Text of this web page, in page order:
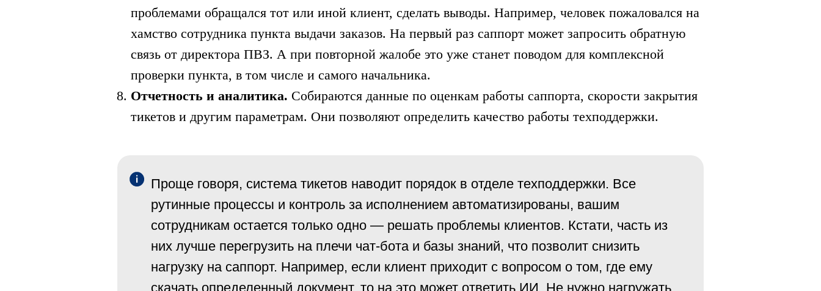
проблемами обращался тот или иной клиент, сделать выводы. Например, человек пожаловался на
хамство сотрудника пункта выдачи заказов. На первый раз саппорт может запросить обратную
связь от директора ПВЗ. А при повторной жалобе это уже станет поводом для комплексной
проверки пункта, в том числе и самого начальника.
Отчетность и аналитика. Собираются данные по оценкам работы саппорта, скорости закрытия
тикетов и другим параметрам. Они позволяют определить качество работы техподдержки.
Проще говоря, система тикетов наводит порядок в отделе техподдержки. Все
рутинные процессы и контроль за исполнением автоматизированы, вашим
сотрудникам остается только одно — решать проблемы клиентов. Кстати, часть из
них лучше перегрузить на плечи чат-бота и базы знаний, что позволит снизить
нагрузку на саппорт. Например, если клиент приходит с вопросом о том, где ему
скачать определенный документ, то на это может ответить ИИ. Не нужно нагружать